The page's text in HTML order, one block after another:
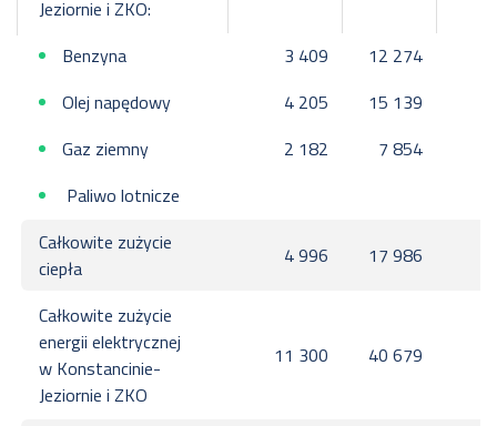
Jeziornie i ZKO:
Benzyna 3 409 12 274
Olej napędowy
4 205 15 139
Gaz ziemny
2 182 7 854
Paliwo lotnicze
Całkowite zużycie
ciepła
4 996 17 986
Całkowite zużycie
energii elektrycznej
w Konstancinie-
Jeziornie i ZKO
11 300 40 679